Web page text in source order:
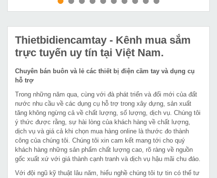
MUA NGAY MUA NGAY
Thietbidiencamtay - Kênh mua sắm
trực tuyến uy tín tại Việt Nam.
Chuyên bán buôn và lẻ các thiết bị điện cầm tay và dụng cụ
hỗ trợ
Trong những năm qua, cùng với đà phát triển và đổi mới của đất
nước nhu cầu về các dụng cụ hỗ trợ trong xây dựng, sản xuất
tăng không ngừng cả về chất lượng, số lượng, dịch vụ. Chúng tôi
ý thức được rằng, sự hài lòng của khách hàng về chất lượng,
dịch vụ và giá cả khi chọn mua hàng online là thước đo thành
công của chúng tôi. Chúng tôi xin cam kết mang tới cho quý
khách hàng những sản phẩm chất lượng cao, rõ ràng về nguồn
gốc xuất xứ với giá thành cạnh tranh và dịch vụ hậu mãi chu đáo.
Với đội ngũ kỹ thuật lâu năm, hiểu nghề chúng tôi tự tin có thể tư